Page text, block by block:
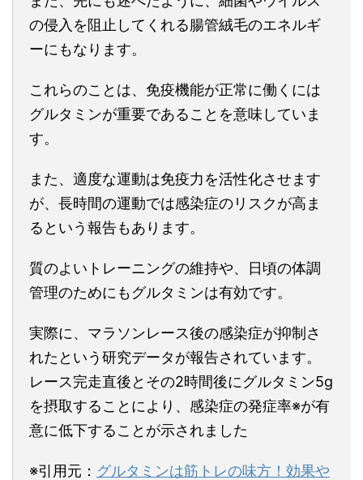
の侵入を阻止してくれる腸管絨毛のエネルギ
ーにもなります。
これらのことは、免疫機能が正常に働くには
グルタミンが重要であることを意味していま
す。
また、適度な運動は免疫力を活性化させます
が、長時間の運動では感染症のリスクが高ま
るという報告もあります。
質のよいトレーニングの維持や、日頃の体調
管理のためにもグルタミンは有効です。
実際に、マラソンレース後の感染症が抑制さ
れたという研究データが報告されています。
レース完走直後とその2時間後にグルタミン5g
を摂取することにより、感染症の発症率※が有
意に低下することが示されました
※引用元： グルタミンは筋トレの味方！効果や